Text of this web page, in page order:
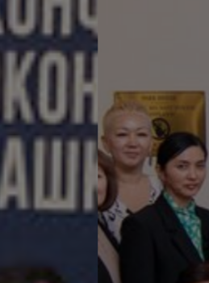
Более
политика в